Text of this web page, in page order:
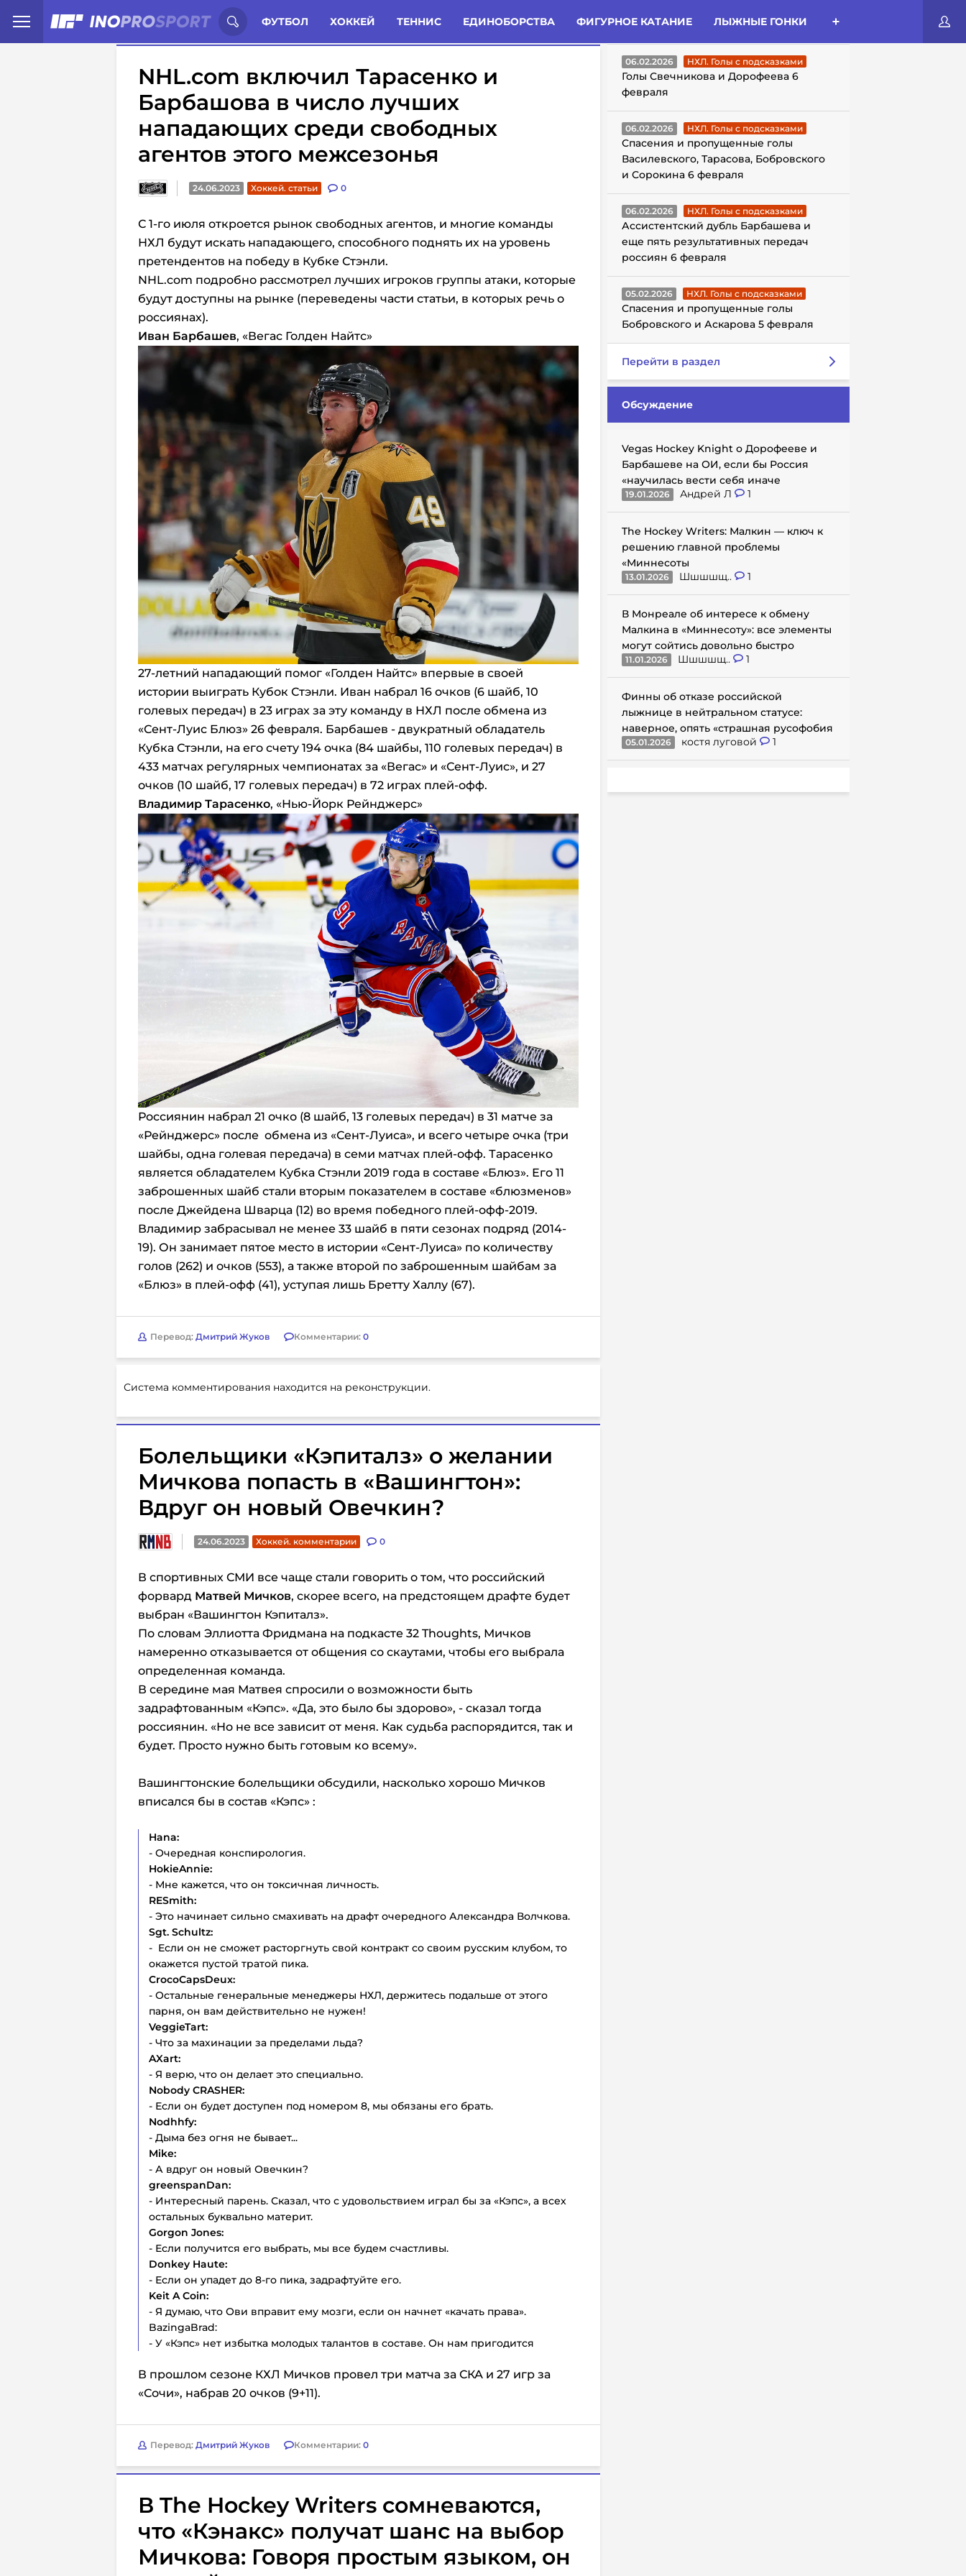
ФУТБОЛ ХОККЕЙ ТЕННИС ЕДИНОБОРСТВА ФИГУРНОЕ КАТАНИЕ ЛЫЖНЫЕ ГОНКИ
Иностранцы о спорте России: Статьи Комменты Новости
NHL.com включил Тарасенко и
Барбашова в число лучших
нападающих среди свободных
агентов этого межсезонья
24.06.2023 Хоккей. статьи 0
С 1-го июля откроется рынок свободных агентов, и многие команды
НХЛ будут искать нападающего, способного поднять их на уровень
претендентов на победу в Кубке Стэнли.
NHL.com подробно рассмотрел лучших игроков группы атаки, которые
будут доступны на рынке (переведены части статьи, в которых речь о
россиянах).
Иван Барбашев, «Вегас Голден Найтс»
27-летний нападающий помог «Голден Найтс» впервые в своей
истории выиграть Кубок Стэнли. Иван набрал 16 очков (6 шайб, 10
голевых передач) в 23 играх за эту команду в НХЛ после обмена из
«Сент-Луис Блюз» 26 февраля. Барбашев - двукратный обладатель
Кубка Стэнли, на его счету 194 очка (84 шайбы, 110 голевых передач) в
433 матчах регулярных чемпионатах за «Вегас» и «Сент-Луис», и 27
очков (10 шайб, 17 голевых передач) в 72 играх плей-офф.
Владимир Тарасенко, «Нью-Йорк Рейнджерс»
Россиянин набрал 21 очко (8 шайб, 13 голевых передач) в 31 матче за
«Рейнджерс» после обмена из «Сент-Луиса», и всего четыре очка (три
шайбы, одна голевая передача) в семи матчах плей-офф. Тарасенко
является обладателем Кубка Стэнли 2019 года в составе «Блюз». Его 11
заброшенных шайб стали вторым показателем в составе «блюзменов»
после Джейдена Шварца (12) во время победного плей-офф-2019.
Владимир забрасывал не менее 33 шайб в пяти сезонах подряд (2014-
19). Он занимает пятое место в истории «Сент-Луиса» по количеству
голов (262) и очков (553), а также второй по заброшенным шайбам за
«Блюз» в плей-офф (41), уступая лишь Бретту Халлу (67).
Перевод: Дмитрий Жуков Комментарии: 0
Система комментирования находится на реконструкции.
Болельщики «Кэпиталз» о желании
Мичкова попасть в «Вашингтон»:
Вдруг он новый Овечкин?
24.06.2023 Хоккей. комментарии 0
В спортивных СМИ все чаще стали говорить о том, что российский
форвард Матвей Мичков, скорее всего, на предстоящем драфте будет
выбран «Вашингтон Кэпиталз».
По словам Эллиотта Фридмана на подкасте 32 Thoughts, Мичков
намеренно отказывается от общения со скаутами, чтобы его выбрала
определенная команда.
В середине мая Матвея спросили о возможности быть
задрафтованным «Кэпс». «Да, это было бы здорово», - сказал тогда
россиянин. «Но не все зависит от меня. Как судьба распорядится, так и
будет. Просто нужно быть готовым ко всему».
Вашингтонские болельщики обсудили, насколько хорошо Мичков
вписался бы в состав «Кэпс» :
Hana:
- Очередная конспирология.
HokieAnnie:
- Мне кажется, что он токсичная личность.
RESmith:
- Это начинает сильно смахивать на драфт очередного Александра Волчкова.
Sgt. Schultz:
- Если он не сможет расторгнуть свой контракт со своим русским клубом, то
окажется пустой тратой пика.
CrocoCapsDeux:
- Остальные генеральные менеджеры НХЛ, держитесь подальше от этого
парня, он вам действительно не нужен!
VeggieTart:
- Что за махинации за пределами льда?
AXart:
- Я верю, что он делает это специально.
Nobody CRASHER:
- Если он будет доступен под номером 8, мы обязаны его брать.
Nodhhfy:
- Дыма без огня не бывает...
Mike:
- А вдруг он новый Овечкин?
greenspanDan:
- Интересный парень. Сказал, что с удовольствием играл бы за «Кэпс», а всех
остальных буквально материт.
Gorgon Jones:
- Если получится его выбрать, мы все будем счастливы.
Donkey Haute:
- Если он упадет до 8-го пика, задрафтуйте его.
Keit A Coin:
- Я думаю, что Ови вправит ему мозги, если он начнет «качать права».
BazingaBrad:
- У «Кэпс» нет избытка молодых талантов в составе. Он нам пригодится
В прошлом сезоне КХЛ Мичков провел три матча за СКА и 27 игр за
«Сочи», набрав 20 очков (9+11).
Перевод: Дмитрий Жуков Комментарии: 0
В The Hockey Writers сомневаются,
что «Кэнакс» получат шанс на выбор
Мичкова: Говоря простым языком, он
ГОЛЫ С ПОДСКАЗКАМИ
06.02.2026 НХЛ. Голы с подсказками
Голы Свечникова и Дорофеева 6
февраля
06.02.2026 НХЛ. Голы с подсказками
Спасения и пропущенные голы
Василевского, Тарасова, Бобровского
и Сорокина 6 февраля
06.02.2026 НХЛ. Голы с подсказками
Ассистентский дубль Барбашева и
еще пять результативных передач
россиян 6 февраля
05.02.2026 НХЛ. Голы с подсказками
Спасения и пропущенные голы
Бобровского и Аскарова 5 февраля
Перейти в раздел
Обсуждение
Vegas Hockey Knight о Дорофееве и
Барбашеве на ОИ, если бы Россия
«научилась вести себя иначе
19.01.2026 Андрей Л 1
The Hockey Writers: Малкин — ключ к
решению главной проблемы
«Миннесоты
13.01.2026 Шшшшщ.. 1
В Монреале об интересе к обмену
Малкина в «Миннесоту»: все элементы
могут сойтись довольно быстро
11.01.2026 Шшшшщ.. 1
Финны об отказе российской
лыжнице в нейтральном статусе:
наверное, опять «страшная русофобия
05.01.2026 костя луговой 1